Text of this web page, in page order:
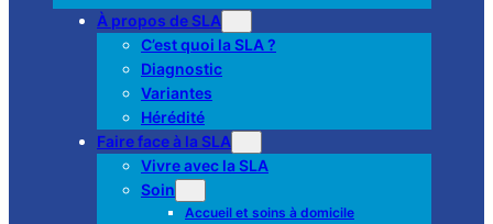
À propos de SLA
C’est quoi la SLA ?
Diagnostic
Variantes
Hérédité
Faire face à la SLA
Vivre avec la SLA
Soin
Accueil et soins à domicile